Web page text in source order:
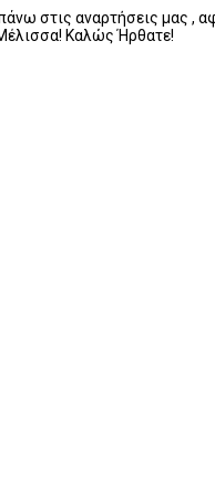
στις αναρτήσεις μας ,
Καλώς Ήρθατε!